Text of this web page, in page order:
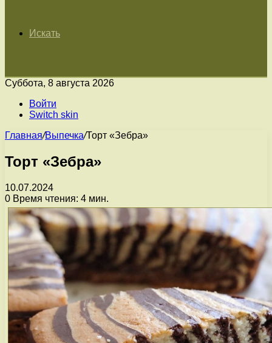
Искать
Суббота, 8 августа 2026
Войти
Switch skin
Главная/Выпечка/Торт «Зебра»
Торт «Зебра»
10.07.2024
0 Время чтения: 4 мин.